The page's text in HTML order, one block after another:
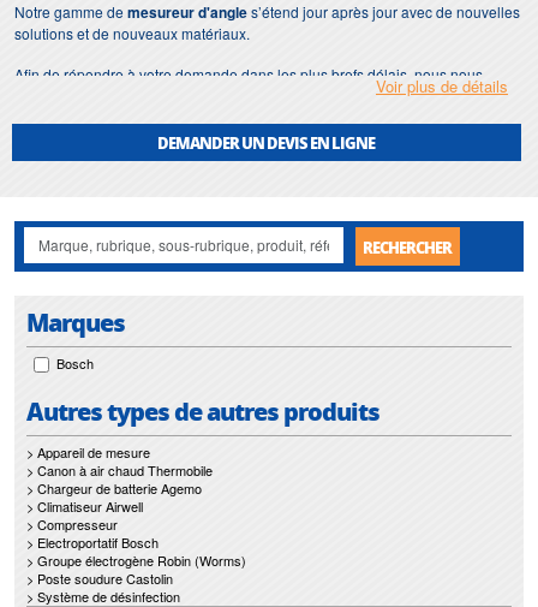
Notre gamme demesureur d'angles’étend jour après jour avec de nouvelles
solutions et de nouveaux matériaux.
Afin de répondre à votre demande dans les plus brefs délais, nous nous
mesureur d'angle.
met également à votre disposition son service de
maintenance demesureur d'angle.
contraintes sont un gage d'efficacité, et garantissent l'absence de perturbation
de vos installations demesureur d'angle.
Voir plus de détails
DEMANDER UN DEVIS EN LIGNE
RECHERCHER
Marques
Bosch
Autres types de autres produits
> Appareil de mesure
> Canon à air chaud Thermobile
> Chargeur de batterie Agemo
> Climatiseur Airwell
> Compresseur
> Electroportatif Bosch
> Groupe électrogène Robin (Worms)
> Poste soudure Castolin
> Système de désinfection